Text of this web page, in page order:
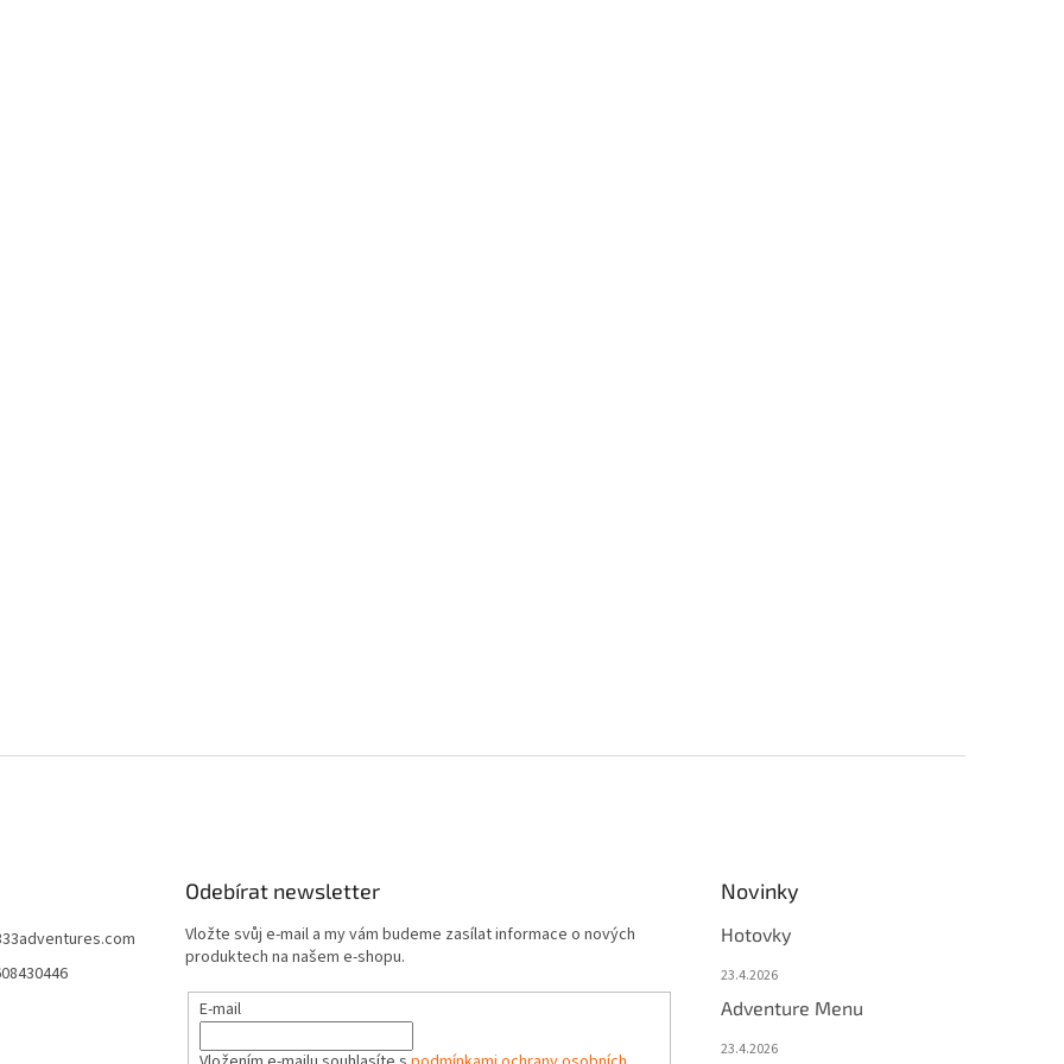
Odebírat newsletter
Vložte svůj e-mail a my vám budeme zasílat informace o nových
produktech na našem e-shopu.
E-mail
Novinky
Hotovky
23.4.2026
Adventure Menu
23.4.2026